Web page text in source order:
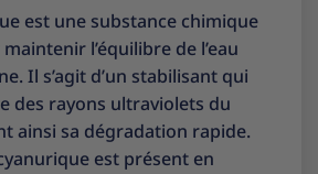
est une substance chimique
l’équilibre de l’eau
Il s’agit d’un stabilisant qui
des rayons ultraviolets du
ainsi sa dégradation rapide.
est présent en